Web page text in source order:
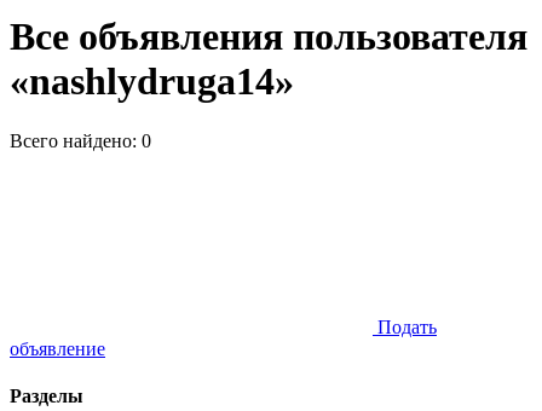
Все объявления пользователя
«nashlydruga14»
Всего найдено: 0
Подать
объявление
Разделы